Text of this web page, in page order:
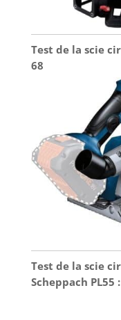
Test de la scie
68
Test de la scie
Scheppach